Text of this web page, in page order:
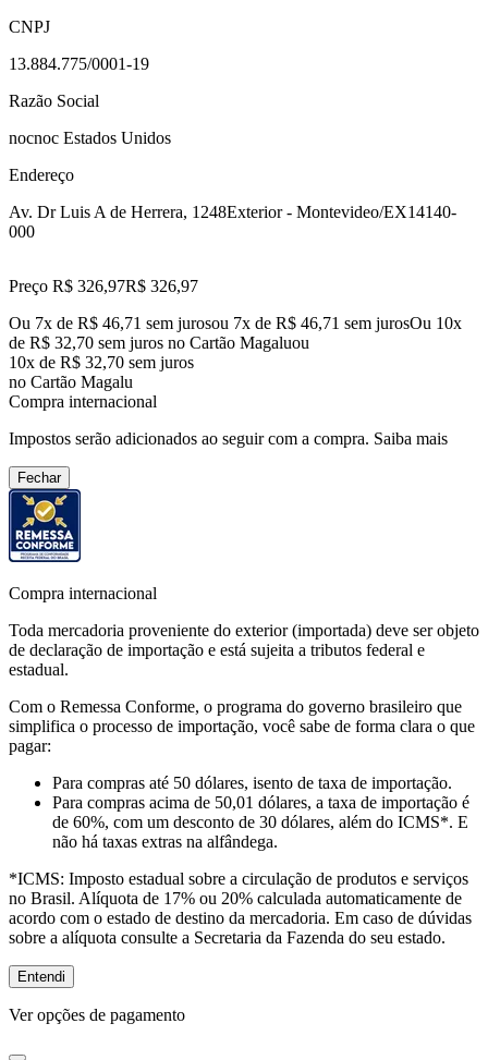
CNPJ
13.884.775/0001-19
Razão Social
nocnoc Estados Unidos
Endereço
Av. Dr Luis A de Herrera, 1248Exterior - Montevideo/EX14140-
000
Preço R$ 326,97R$ 326,97
Ou 7x de R$ 46,71 sem jurosou 7x de R$ 46,71 sem jurosOu 10x
de R$ 32,70 sem juros no Cartão Magaluou
10x de R$ 32,70 sem juros
no Cartão Magalu
Compra internacional
Impostos serão adicionados ao seguir com a compra. Saiba mais
Fechar
Compra internacional
Toda mercadoria proveniente do exterior (importada) deve ser objeto
de declaração de importação e está sujeita a tributos federal e
estadual.
Com o Remessa Conforme, o programa do governo brasileiro que
simplifica o processo de importação, você sabe de forma clara o que
pagar:
Para compras até 50 dólares, isento de taxa de importação.
Para compras acima de 50,01 dólares, a taxa de importação é
de 60%, com um desconto de 30 dólares, além do ICMS*. E
não há taxas extras na alfândega.
*ICMS: Imposto estadual sobre a circulação de produtos e serviços
no Brasil. Alíquota de 17% ou 20% calculada automaticamente de
acordo com o estado de destino da mercadoria. Em caso de dúvidas
sobre a alíquota consulte a Secretaria da Fazenda do seu estado.
Entendi
Ver opções de pagamento